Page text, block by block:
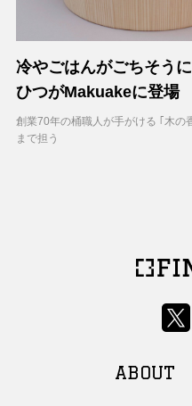
冷やごはんがごちそう
ひつがMakuakeに登場
創業70年の桶職人が手がける ｢木の
まで担う
ABOUT